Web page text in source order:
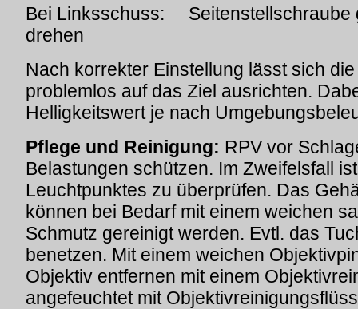
Bei Linksschuss: Seitenstellschraube
drehen
Nach korrekter Einstellung lässt sich
problemlos auf das Ziel ausrichten.
Helligkeitswert je nach
Pflege und Reinigung: RPV vor
Belastungen schützen. Im Zweifelsfall
Leuchtpunktes zu überprüfen. Das
können bei Bedarf mit einem weichen
Schmutz gereinigt werden. Evtl. das
benetzen. Mit einem weichen
Objektiv entfernen mit einem
angefeuchtet mit